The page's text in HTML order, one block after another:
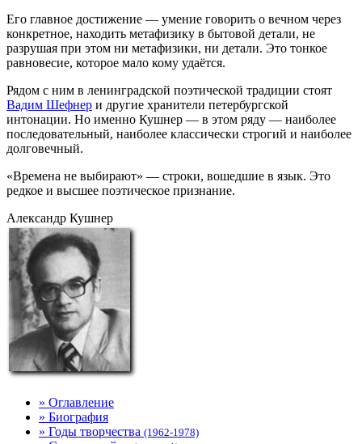
Его главное достижение — умение говорить о вечном через
конкретное, находить метафизику в бытовой детали, не
разрушая при этом ни метафизики, ни детали. Это тонкое
равновесие, которое мало кому удаётся.
Рядом с ним в ленинградской поэтической традиции стоят
Вадим Шефнер и другие хранители петербургской
интонации. Но именно Кушнер — в этом ряду — наиболее
последовательный, наиболее классически строгий и наиболее
долговечный.
«Времена не выбирают» — строки, вошедшие в язык. Это
редкое и высшее поэтическое признание.
Александр Кушнер
» Оглавление
» Биография
» Годы творчества (1962-1978)